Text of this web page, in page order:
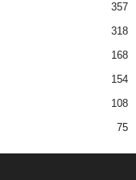
357
318
168
154
108
75